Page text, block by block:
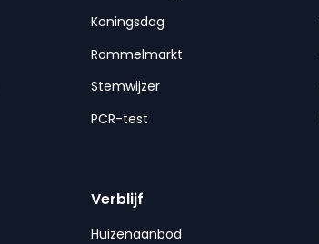
Koningsdag
Rommelmarkt
Stemwijzer
PCR-test
Verblijf
Huizenaanbod